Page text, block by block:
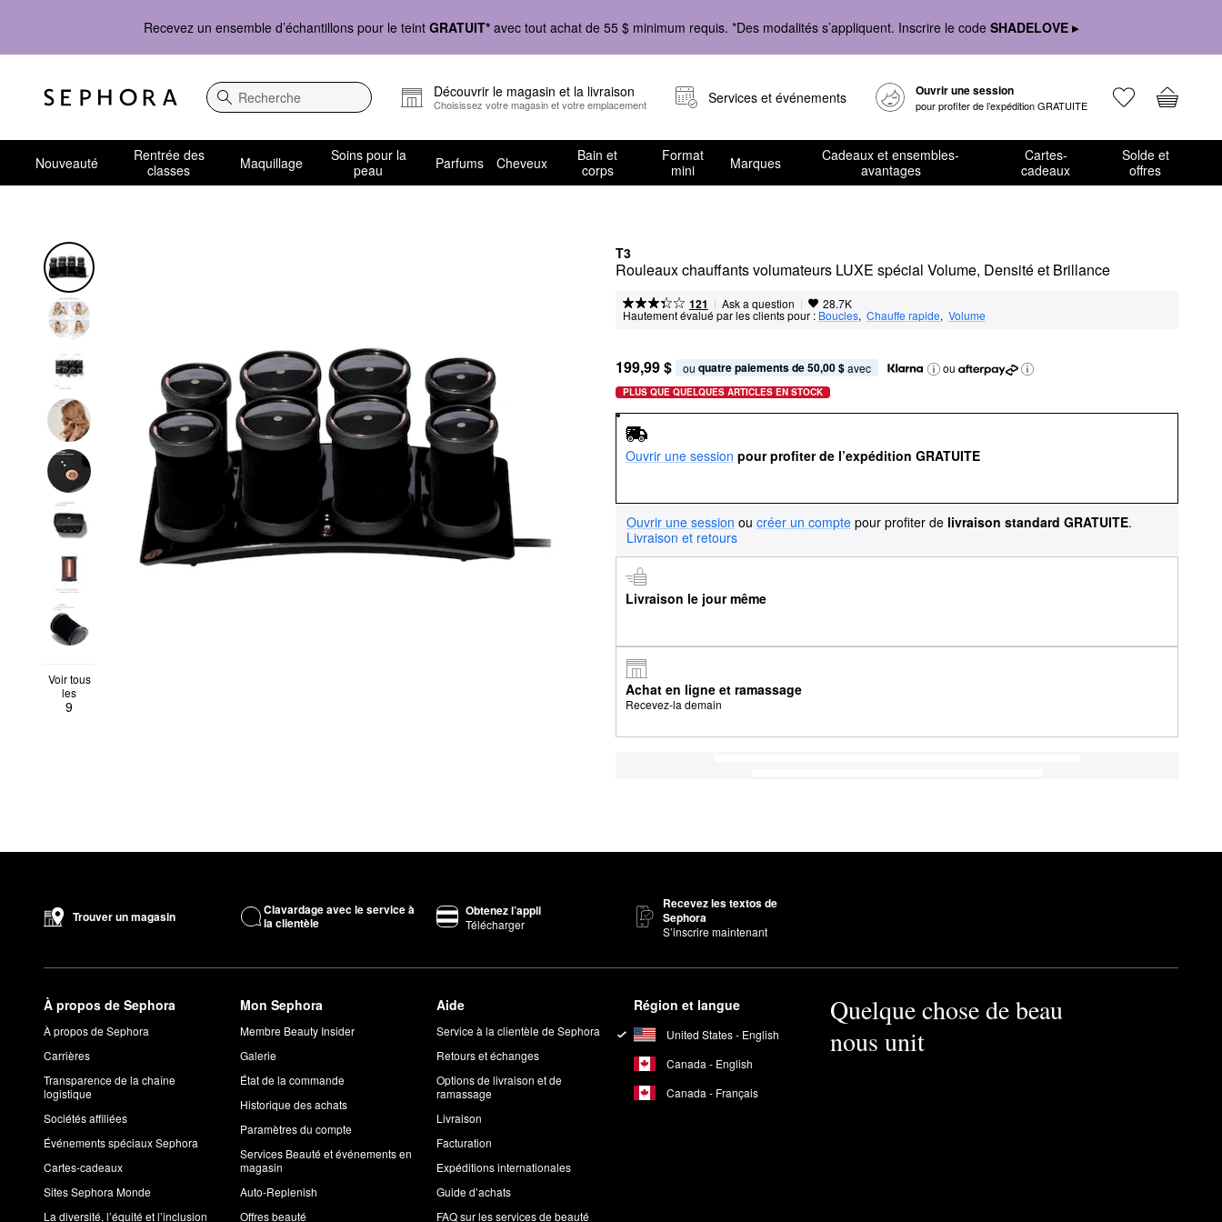
Recevez un ensemble d’échantillons pour le teint GRATUIT* avec tout achat de 55 $ minimum requis. *Des modalités s’appliquent. Inscrire le code SHADELOVE ▸
Recherche
Découvrir le magasin et la livraison
Choisissez votre magasin et votre emplacement Services et événements Ouvrir une session
pour profiter de l’expédition GRATUITE
Nouveauté
Rentrée des
classes
Maquillage
Soins pour la
peau
Parfums Cheveux
Bain et
corps
Format
mini
Marques
Cadeaux et ensembles-
avantages
Cartes-
cadeaux
Solde et
offres
T3
Rouleaux chauffants volumateurs LUXE spécial Volume, Densité et Brillance
121 | Ask a question | 28.7K
Hautement évalué par les clients pour : Boucles, Chauffe rapide, Volume
Voir tous
les
9
199,99 $ ou quatre paiements de 50,00 $ avec ou
PLUS QUE QUELQUES ARTICLES EN STOCK
Ouvrir une session pour profiter de l’expédition GRATUITE
Ouvrir une session ou créer un compte pour profiter de livraison standard GRATUITE.
Livraison et retours
Livraison le jour même
Achat en ligne et ramassage
Recevez-la demain
Trouver un magasin
Clavardage avec le service à
la clientèle
Obtenez l’appli
Télécharger
Recevez les textos de
Sephora
S’inscrire maintenant
À propos de Sephora
À propos de Sephora
Carrières
Transparence de la chaîne
logistique
Sociétés affiliées
Événements spéciaux Sephora
Cartes-cadeaux
Sites Sephora Monde
La diversité, l’équité et l’inclusion
Mon Sephora
Membre Beauty Insider
Galerie
État de la commande
Historique des achats
Paramètres du compte
Services Beauté et événements en
magasin
Auto-Replenish
Offres beauté
Aide
Service à la clientèle de Sephora
Retours et échanges
Options de livraison et de
ramassage
Livraison
Facturation
Expéditions internationales
Guide d’achats
FAQ sur les services de beauté
Région et langue
United States - English
Canada - English
Canada - Français
Quelque chose de beau
nous unit